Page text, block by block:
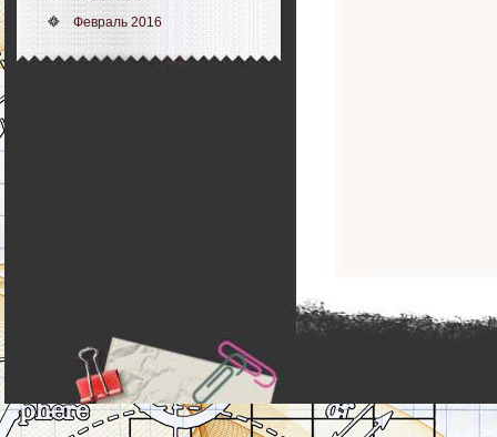
Февраль 2016